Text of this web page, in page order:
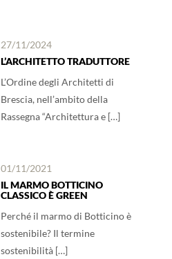
27/11/2024
L’ARCHITETTO TRADUTTORE
L’Ordine degli Architetti di
Brescia, nell’ambito della
Rassegna “Architettura e […]
01/11/2021
IL MARMO BOTTICINO
CLASSICO È GREEN
Perché il marmo di Botticino è
sostenibile? Il termine
sostenibilità […]